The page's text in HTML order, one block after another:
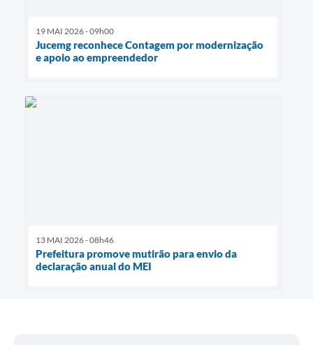
19 MAI 2026 - 09h00
Jucemg reconhece Contagem por modernização
e apoio ao empreendedor
13 MAI 2026 - 08h46
Prefeitura promove mutirão para envio da
declaração anual do MEI